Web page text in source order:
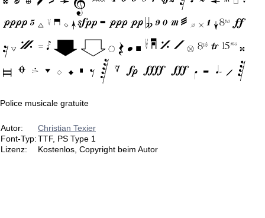
Police musicale gratuite
Autor:
Christian Texier
Font-Typ:TTF, PS Type 1
Lizenz:
Kostenlos, Copyright beim Autor